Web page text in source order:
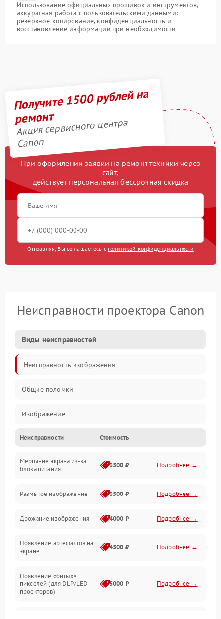
Использование официальных прошивок и инструментов,
аккуратная работа с пользовательскими данными:
резервное копирование, конфиденциальность и
восстановление информации при необходимости
Получите 1500 рублей на
ремонт
Акция сервисного центра
Canon
При оформлении заявки на ремонт техники через
сайт,
действует персональная бессрочная скидка
Отправляя, Вы соглашаетесь с политикой конфиденциальности
Неисправности проектора Canon
Виды неисправностей
Неисправность изображения
Общие поломки
Изображение
Лампа подсветки
Неисправность управления и интерфейсов
Неисправности Стоимость
Мерцание экрана из-за
блока питания
3500 ₽ Подробнее →
Размытое изображение 3500 ₽ Подробнее →
Дрожание изображения 4000 ₽ Подробнее →
Появление артефактов на
экране
4500 ₽ Подробнее →
Появление «битых»
пикселей (для DLP/LED
проекторов)
5000 ₽ Подробнее →